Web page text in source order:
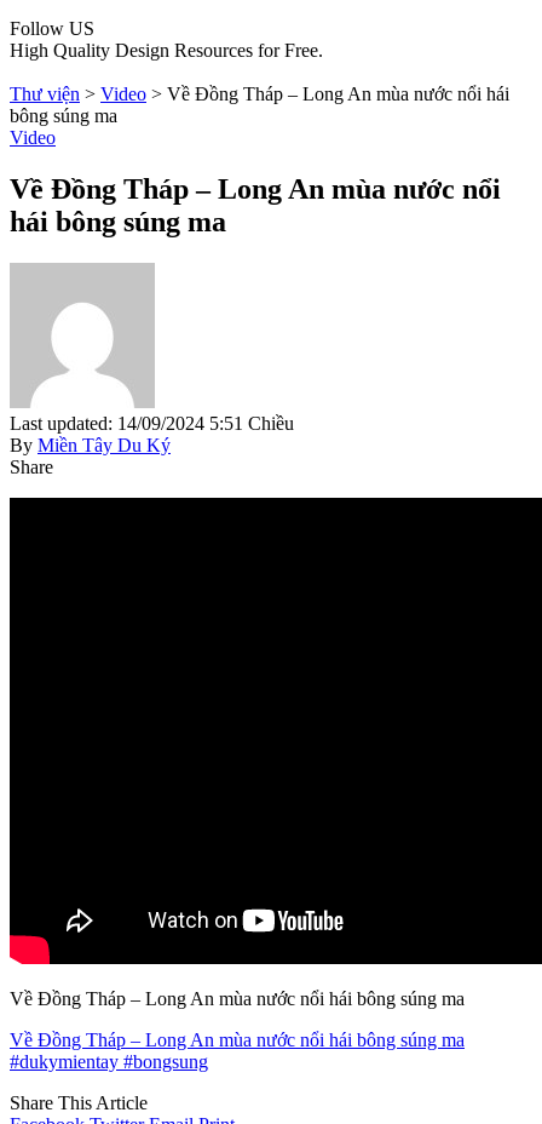
Follow US
High Quality Design Resources for Free.
Thư viện > Video > Về Đồng Tháp – Long An mùa nước nổi hái
bông súng ma
Video
Về Đồng Tháp – Long An mùa nước nổi
hái bông súng ma
Last updated: 14/09/2024 5:51 Chiều
By Miền Tây Du Ký
Share
Về Đồng Tháp – Long An mùa nước nổi hái bông súng ma
Về Đồng Tháp – Long An mùa nước nổi hái bông súng ma
#dukymientay #bongsung
Share This Article